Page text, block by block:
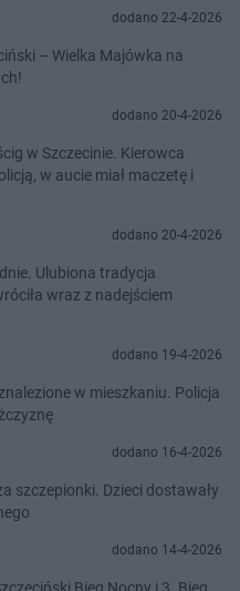
dodano 22-4-2026
– Wielka Majówka na
dodano 20-4-2026
w Szczecinie. Kierowca
w aucie miał maczetę i
dodano 20-4-2026
Ulubiona tradycja
wraz z nadejściem
dodano 19-4-2026
w mieszkaniu. Policja
dodano 16-4-2026
szczepionki. Dzieci dostawały
dodano 14-4-2026